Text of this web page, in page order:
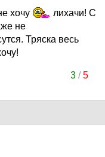
хочу
лихачи! С
не
Тряска весь
3/5